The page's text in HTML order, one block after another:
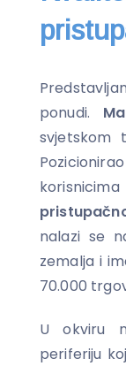
ponudi.
svjetskom
nalazi se
zemalja i
70.000
U okviru
periferiju